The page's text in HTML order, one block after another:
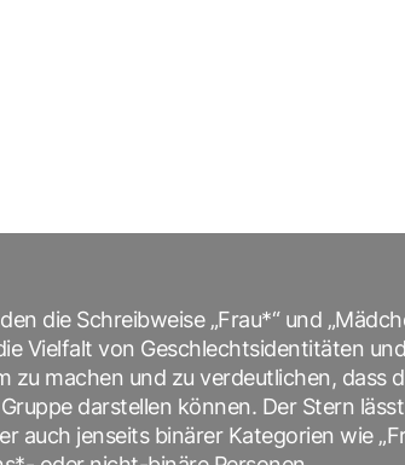
die Schreibweise „Frau*“ und
Vielfalt von Geschlechtsidentitäten
zu machen und zu verdeutlichen, dass
darstellen können. Der Stern
auch jenseits binärer Kategorien wie